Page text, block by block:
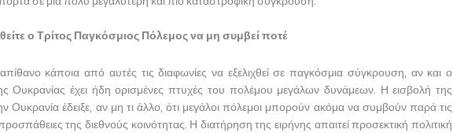
ο Τρίτος Παγκόσμιος Πόλεμος να μη συμβεί ποτέ
κάποια από αυτές τις διαφωνίες να εξελιχθεί σε παγκόσμια σύγκρουση, αν και ο
Ουκρανίας έχει ήδη ορισμένες πτυχές του πολέμου μεγάλων δυνάμεων. Η εισβολή της
Ουκρανία έδειξε, αν μη τι άλλο, ότι μεγάλοι πόλεμοι μπορούν ακόμα να συμβούν παρά τις
της διεθνούς κοινότητας. Η διατήρηση της ειρήνης απαιτεί προσεκτική πολιτική